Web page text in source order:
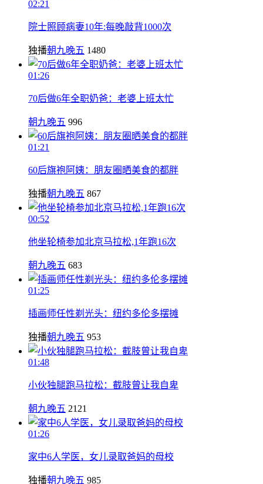
02:21
院士照顾病妻10年:每晚敲背1000次
独播朝九晚五 1480
01:26
70后做6年全职奶爸：老婆上班太忙
朝九晚五 996
01:21
60后旗袍阿姨：朋友圈晒美食的都胖
独播朝九晚五 867
00:52
他坐轮椅参加北京马拉松,1年跑16次
朝九晚五 683
01:25
插画师任性剃光头：纽约多伦多摆摊
独播朝九晚五 953
01:48
小伙独腿跑马拉松：截肢曾让我自卑
朝九晚五 2121
01:26
家中6人学医，女儿录取爸妈的母校
独播朝九晚五 985